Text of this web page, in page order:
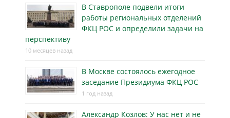
В Ставрополе подвели итоги
работы региональных отделений
ФКЦ РОС и определили задачи на
перспективу
10 месяцев назад
В Москве состоялось ежегодное
заседание Президиума ФКЦ РОС
1 год назад
Александр Козлов: У нас нет и не